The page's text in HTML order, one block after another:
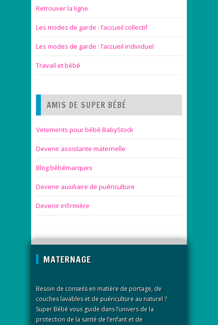
Retrouver la ligne
Les modes de garde : l’accueil collectif
Les modes de garde : l’accueil individuel
Travail et bébé
AMIS DE SUPER BÉBÉ
Vetements pour bébé BabyStock
Devenir assistante maternelle
Blog bébémarques
Devenir auxiliaire de puériculture
Devenir infirmière
MATERNAGE
Besoin de conseils en matière de portage, de
couches lavables et de puériculture au naturel ?
Super Bébé vous guide dans l’univers de la
protection de la santé de l’enfant et de